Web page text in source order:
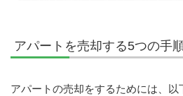
アパートを売却する5つの手
アパートの売却をするためには、以